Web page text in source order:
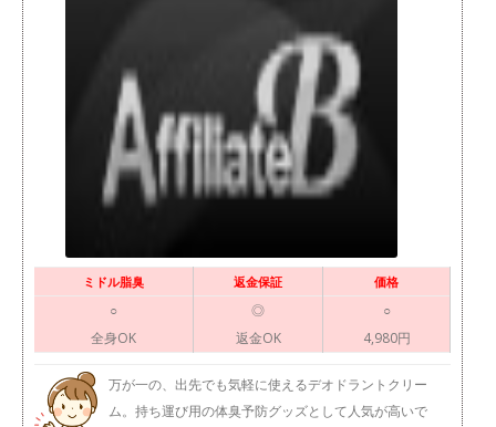
ミドル脂臭 返金保証 価格
○
全身OK
◎
返金OK
○
4,980円
万が一の、出先でも気軽に使えるデオドラントクリー
ム。持ち運び用の体臭予防グッズとして人気が高いで